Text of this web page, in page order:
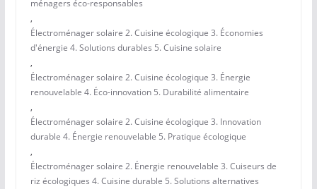
ménagers éco-responsables
,
Électroménager solaire 2. Cuisine écologique 3. Économies
d'énergie 4. Solutions durables 5. Cuisine solaire
,
Électroménager solaire 2. Cuisine écologique 3. Énergie
renouvelable 4. Éco-innovation 5. Durabilité alimentaire
,
Électroménager solaire 2. Cuisine écologique 3. Innovation
durable 4. Énergie renouvelable 5. Pratique écologique
,
Électroménager solaire 2. Énergie renouvelable 3. Cuiseurs de
riz écologiques 4. Cuisine durable 5. Solutions alternatives